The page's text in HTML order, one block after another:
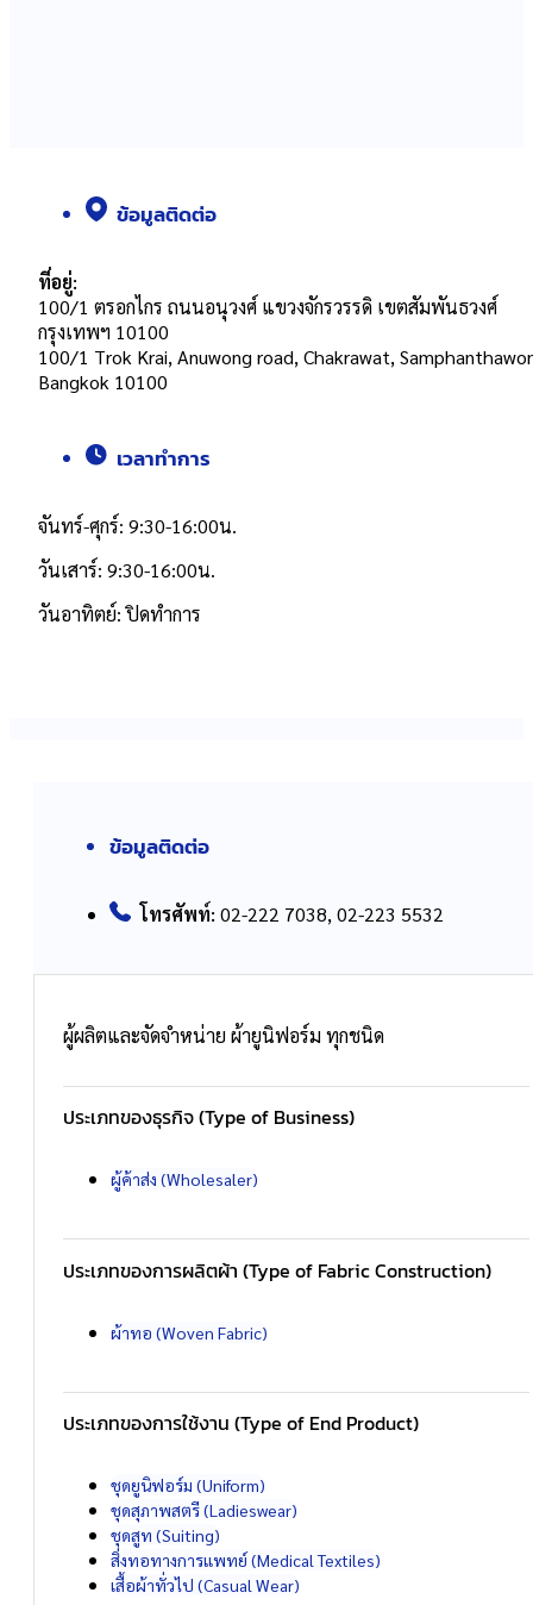
ข้อมูลติดต่อ
ที่อยู่:
100/1 ตรอกไกร ถนนอนุวงศ์ แขวงจักรวรรดิ เขตสัมพันธวงศ์
กรุงเทพฯ 10100
100/1 Trok Krai, Anuwong road, Chakrawat,
Bangkok 10100
เวลาทำการ
จันทร์-ศุกร์: 9:30-16:00น.
วันเสาร์: 9:30-16:00น.
วันอาทิตย์: ปิดทำการ
ข้อมูลติดต่อ
โทรศัพท์: 02-222 7038, 02-223 5532
ผู้ผลิตและจัดจำหน่าย ผ้ายูนิฟอร์ม ทุกชนิด
ประเภทของธุรกิจ (Type of Business)
ผู้ค้าส่ง (Wholesaler)
ประเภทของการผลิตผ้า (Type of Fabric Construction)
ผ้าทอ (Woven Fabric)
ประเภทของการใช้งาน (Type of End Product)
ชุดยูนิฟอร์ม (Uniform)
ชุดสุภาพสตรี (Ladieswear)
ชุดสูท (Suiting)
สิ่งทอทางการแพทย์ (Medical Textiles)
เสื้อผ้าทั่วไป (Casual Wear)